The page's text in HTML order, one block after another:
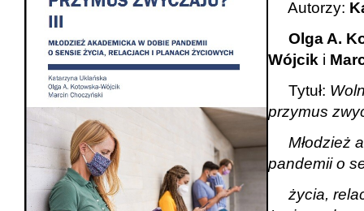
Autorzy:
Olga A.
Wójcik i
Tytuł:
przymus
Młodzież
pandemii o
życia,